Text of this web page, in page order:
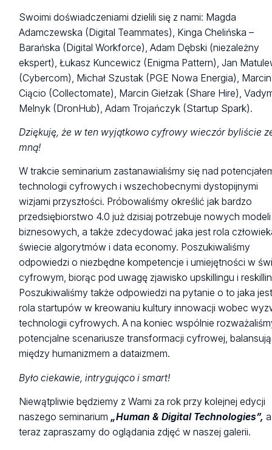
Swoimi doświadczeniami dzielili się z nami: Magda
Adamczewska (Digital Teammates), Kinga Chelińska –
Barańska (Digital Workforce), Adam Dębski (niezależny
ekspert), Łukasz Kuncewicz (Enigma Pattern), Jan
(Cybercom), Michał Szustak (PGE Nowa Energia), Marcin
Ciącio (Collectomate), Marcin Giełzak (Share Hire),
Melnyk (DronHub), Adam Trojańczyk (Startup Spark).
Dziękuję, że w ten wyjątkowo cyfrowy wieczór byliście
mną!
W trakcie seminarium zastanawialiśmy się nad
technologii cyfrowych i wszechobecnymi dystopijnymi
wizjami przyszłości. Próbowaliśmy określić jak bardzo
przedsiębiorstwo 4.0 już dzisiaj potrzebuje nowych modeli
biznesowych, a także zdecydować jaka jest rola
świecie algorytmów i data economy. Poszukiwaliśmy
odpowiedzi o niezbędne kompetencje i umiejętności w
cyfrowym, biorąc pod uwagę zjawisko upskillingu i
Poszukiwaliśmy także odpowiedzi na pytanie o to jaka
rola startupów w kreowaniu kultury innowacji wobec
technologii cyfrowych. A na koniec wspólnie
potencjalne scenariusze transformacji cyfrowej,
między humanizmem a dataizmem.
Było ciekawie, intrygująco i smart!
Niewątpliwie będziemy z Wami za rok przy kolejnej edycji
naszego seminarium „Human & Digital Technologies”,
teraz zapraszamy do oglądania zdjęć w naszej galerii.